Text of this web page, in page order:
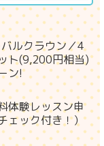
ルクラウン／4
ト(9,200円相当)
ン!
体験レッスン申
ェック付き！）